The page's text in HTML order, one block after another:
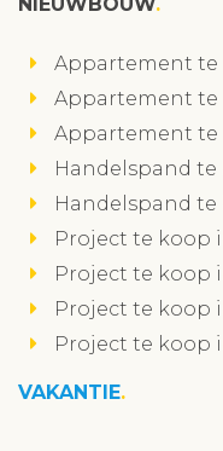
Appartement te
Appartement te
Appartement te
Handelspand
Handelspand
Project te koop
Project te koop
Project te koop
Project te koop
VAKANTIE